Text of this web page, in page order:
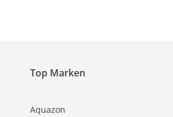
Top Marken
Aquazon